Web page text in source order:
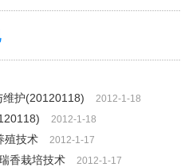
维护(20120118)
2012-1-18
2012-1-18
殖技术 2012-1-17
香栽培技术 2012-1-17